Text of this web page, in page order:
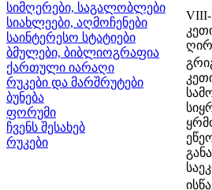
სიმღერები, საგალობლები
სიახლეები, აღმოჩენები
საინტერესო სტატიები
ბმულები, ბიბლიოგრაფია
ქართული იარაღი
რუკები და მარშრუტები
ბუნება
ფორუმი
ჩვენს შესახებ
რუკები